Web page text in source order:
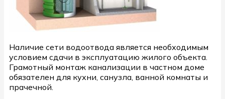
Наличие сети водоотвода является необходимым
условием сдачи в эксплуатацию жилого объекта.
Грамотный монтаж канализации в частном доме
обязателен для кухни, санузла, ванной комнаты и
прачечной.